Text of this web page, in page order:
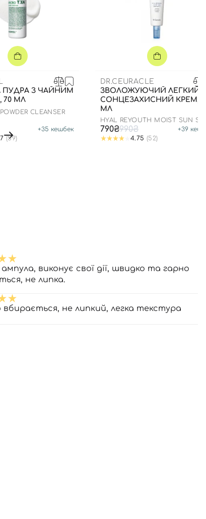
ПУДРА З ЧАЙНИМ
70 МЛ
CLEANSER
+35 кешбек
(59)
DR.CEURACLE
ЗВОЛОЖУЮЧИЙ ЛЕГКИЙ
СОНЦЕЗАХИСНИЙ КРЕМ,
МЛ
HYAL REYOUTH MOIST SUN
50/PA++++
790₴990₴ +39
4.75 (52)
виконує свої дії, швидко та гарно
не липка.
не липкий, легка текстура